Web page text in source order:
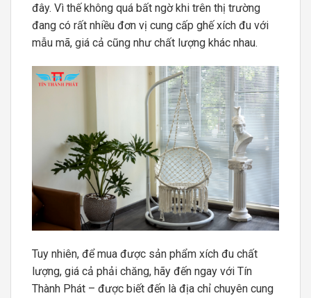
đây. Vì thế không quá bất ngờ khi trên thị trường
đang có rất nhiều đơn vị cung cấp ghế xích đu với
mẫu mã, giá cả cũng như chất lượng khác nhau.
Tuy nhiên, để mua được sản phẩm xích đu chất
lượng, giá cả phải chăng, hãy đến ngay với Tín
Thành Phát – được biết đến là địa chỉ chuyên cung